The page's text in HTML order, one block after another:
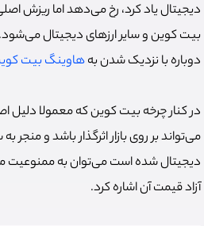
دیجیتال یاد کرد، رخ می‌دهد اما ریزش
بیت کوین و سایر ارزهای دیجیتال
دوباره با نزدیک شدن بههاوینگ بیت
در کنار چرخه بیت کوین که معمولا دلیل
می‌تواند بر روی بازار اثرگذار باشد و
دیجیتال شده است می‌توان به ممنوعیت
آزاد قیمت آن اشاره کرد.